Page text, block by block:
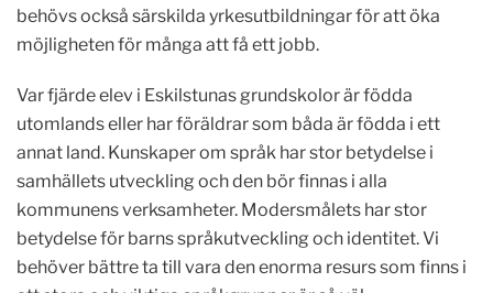
behövs också särskilda yrkesutbildningar för att öka
möjligheten för många att få ett jobb.
Var fjärde elev i Eskilstunas grundskolor är födda
utomlands eller har föräldrar som båda är födda i ett
annat land. Kunskaper om språk har stor betydelse i
samhällets utveckling och den bör finnas i alla
kommunens verksamheter. Modersmålets har stor
betydelse för barns språkutveckling och identitet. Vi
behöver bättre ta till vara den enorma resurs som finns i